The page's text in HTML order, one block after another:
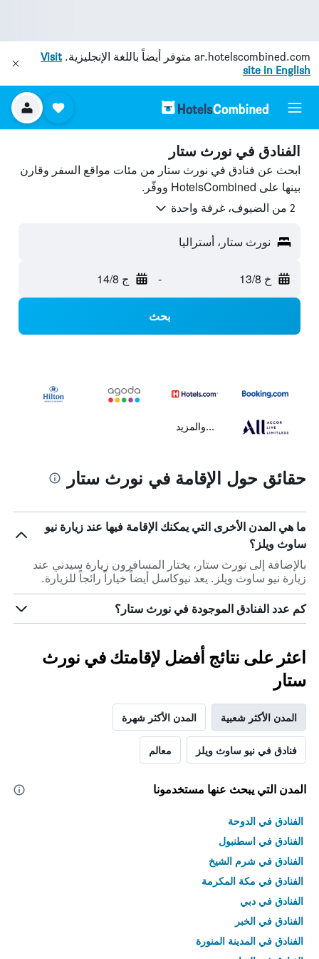
ar.hotelscombined.com متوفر أيضاً باللغة الإنجليزية.Visit
site in English
الفنادق في نورث ستار
ابحث عن فنادق في نورث ستار من مئات مواقع السفر وقارن
بينها على HotelsCombined ووفّر.
2 من الضيوف، غرفة واحدة
نورث ستار، أستراليا
خ 13/8 - ج 14/8
بحث
...والمزيد
حقائق حول الإقامة في نورث ستار
ما هي المدن الأخرى التي يمكنك الإقامة فيها عند زيارة نيو
ساوث ويلز؟
بالإضافة إلى نورث ستار، يختار المسافرون زيارة سيدني عند
زيارة نيو ساوث ويلز. يعد نيوكاسل أيضاً خياراً رائجاً للزيارة.
كم عدد الفنادق الموجودة في نورث ستار؟
اعثر على نتائج أفضل لإقامتك في نورث
ستار
المدن الأكثر شعبية المدن الأكثر شهرة
فنادق في نيو ساوث ويلز معالم
المدن التي يبحث عنها مستخدمونا
الفنادق في الدوحة
الفنادق في اسطنبول
الفنادق في شرم الشيخ
الفنادق في مكة المكرمة
الفنادق في دبي
الفنادق في الخبر
الفنادق في المدينة المنورة